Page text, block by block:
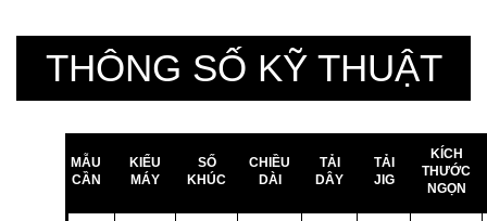
THÔNG SỐ KỸ THUẬT
MẪU
CẦN
KIỂU
MÁY
SỐ
KHÚC
CHIỀU
DÀI
TẢI
DÂY
TẢI
JIG
KÍCH
THƯỚC
NGỌN